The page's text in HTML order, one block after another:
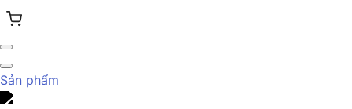
Sản phẩm